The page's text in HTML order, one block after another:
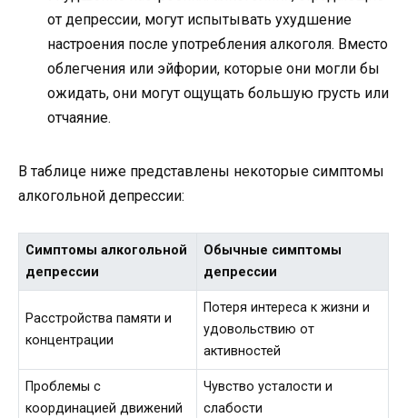
от депрессии, могут испытывать ухудшение
настроения после употребления алкоголя. Вместо
облегчения или эйфории, которые они могли бы
ожидать, они могут ощущать большую грусть или
отчаяние.
В таблице ниже представлены некоторые симптомы
алкогольной депрессии:
Симптомы алкогольной
депрессии
Обычные симптомы
депрессии
Расстройства памяти и
концентрации
Потеря интереса к жизни и
удовольствию от
активностей
Проблемы с
координацией движений
Чувство усталости и
слабости